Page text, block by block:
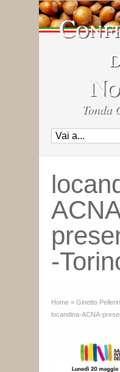
Tonda
-
Home » Ginetto
locandina-ACNA-